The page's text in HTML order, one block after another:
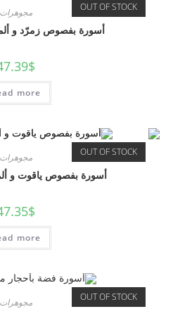
OUT OF STOCK مجوهرات
أسورة بفصوص زمرّد و
$
more
OUT OF STOCK مجوهرات
أسورة بفصوص ياقوت و
$
more
OUT OF STOCK مجوهرات